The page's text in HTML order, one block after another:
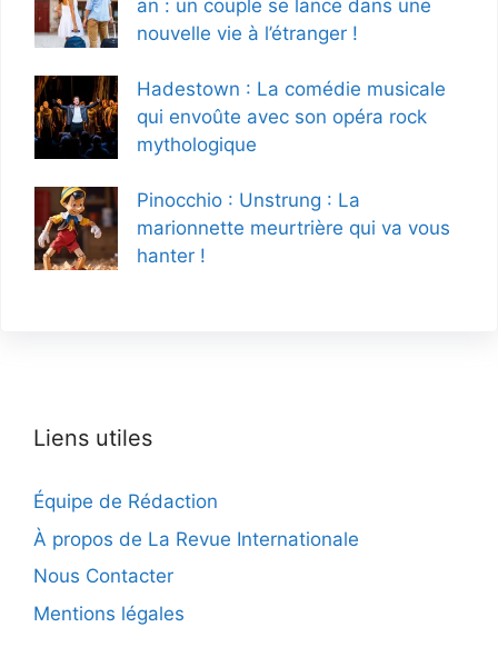
an : un couple se lance dans une
nouvelle vie à l’étranger !
Hadestown : La comédie musicale
qui envoûte avec son opéra rock
mythologique
Pinocchio : Unstrung : La
marionnette meurtrière qui va vous
hanter !
Liens utiles
Équipe de Rédaction
À propos de La Revue Internationale
Nous Contacter
Mentions légales